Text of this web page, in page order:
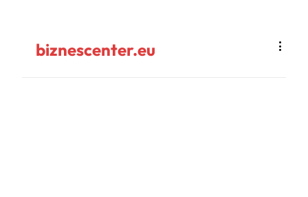
biznescenter.eu